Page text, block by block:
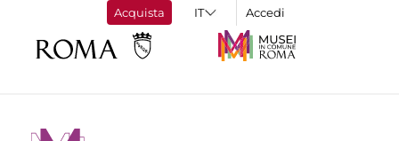
Acquista Accedi